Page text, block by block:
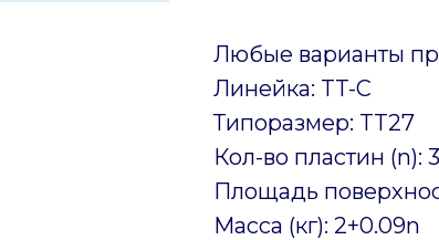
Любые варианты
Линейка: TT-C
Типоразмер: TT27
Кол-во пластин (n):
Площадь
Масса (кг): 2+0.09n